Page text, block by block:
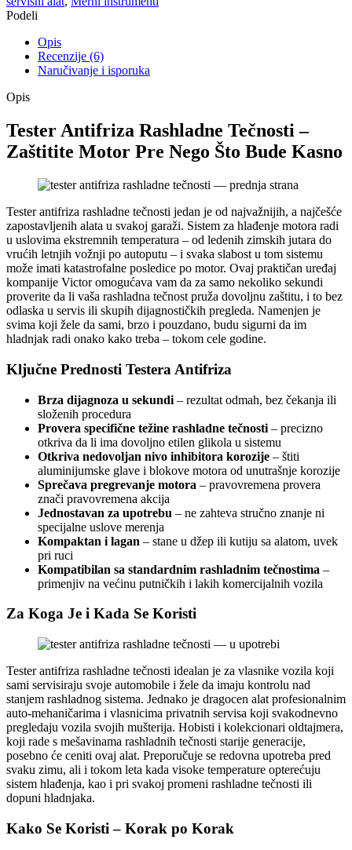
Podeli
Opis
Recenzije (6)
Naručivanje i isporuka
Opis
Tester Antifriza Rashladne Tečnosti –
Zaštitite Motor Pre Nego Što Bude Kasno
Tester antifriza rashladne tečnosti jedan je od najvažnijih, a najčešće
zapostavljenih alata u svakoj garaži. Sistem za hlađenje motora radi
u uslovima ekstremnih temperatura – od ledenih zimskih jutara do
vrućih letnjih vožnji po autoputu – i svaka slabost u tom sistemu
može imati katastrofalne posledice po motor. Ovaj praktičan uređaj
kompanije Victor omogućava vam da za samo nekoliko sekundi
proverite da li vaša rashladna tečnost pruža dovoljnu zaštitu, i to bez
odlaska u servis ili skupih dijagnostičkih pregleda. Namenjen je
svima koji žele da sami, brzo i pouzdano, budu sigurni da im
hladnjak radi onako kako treba – tokom cele godine.
Ključne Prednosti Testera Antifriza
Brza dijagnoza u sekundi – rezultat odmah, bez čekanja ili
složenih procedura
Provera specifične težine rashladne tečnosti – precizno
otkriva da li ima dovoljno etilen glikola u sistemu
Otkriva nedovoljan nivo inhibitora korozije – štiti
aluminijumske glave i blokove motora od unutrašnje korozije
Sprečava pregrevanje motora – pravovremena provera
znači pravovremena akcija
Jednostavan za upotrebu – ne zahteva stručno znanje ni
specijalne uslove merenja
Kompaktan i lagan – stane u džep ili kutiju sa alatom, uvek
pri ruci
Kompatibilan sa standardnim rashladnim tečnostima –
primenjiv na većinu putničkih i lakih komercijalnih vozila
Za Koga Je i Kada Se Koristi
Tester antifriza rashladne tečnosti idealan je za vlasnike vozila koji
sami servisiraju svoje automobile i žele da imaju kontrolu nad
stanjem rashladnog sistema. Jednako je dragocen alat profesionalnim
auto-mehaničarima i vlasnicima privatnih servisa koji svakodnevno
pregledaju vozila svojih mušterija. Hobisti i kolekcionari oldtajmera,
koji rade s mešavinama rashladnih tečnosti starije generacije,
posebno će ceniti ovaj alat. Preporučuje se redovna upotreba pred
svaku zimu, ali i tokom leta kada visoke temperature opterećuju
sistem hlađenja, kao i pri svakoj promeni rashladne tečnosti ili
dopuni hladnjaka.
Kako Se Koristi – Korak po Korak